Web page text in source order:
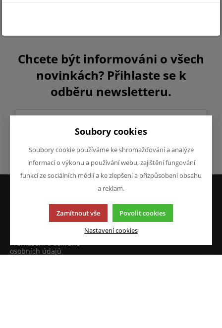
Chcete být informováni o všech
novinkách? Přihlaste se k
odběru newsletteru.
Odeslat
VŠE O NÁKUPU
Prohlášení o ochraně
osobních údajů
O FIRMĚ
Kontakty
Soubory cookies
Soubory cookie používáme ke shromažďování a analýze
informací o výkonu a používání webu, zajištění fungování
funkcí ze sociálních médií a ke zlepšení a přizpůsobení obsahu
a reklam.
Zamítnout vše Povolit cookies
Nastavení cookies